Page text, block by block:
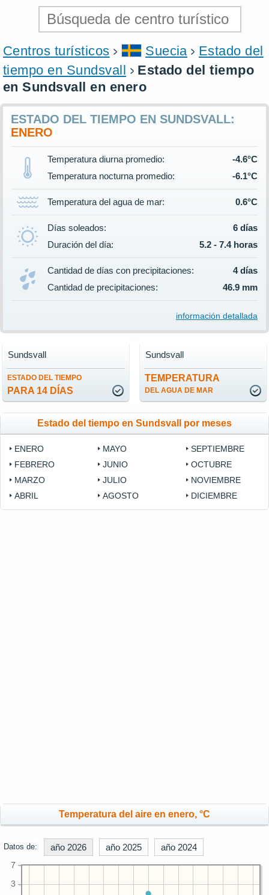
Centros turísticos Suecia
Estado del
tiempo en Sundsvall
Estado del tiempo
en Sundsvall en enero
ESTADO DEL TIEMPO EN SUNDSVALL:
ENERO
Temperatura diurna promedio:
-4.6°C
Temperatura nocturna promedio:
-6.1°C
Temperatura del agua de mar: 0.6°C
Días soleados:
6 días
Duración del día:
5.2 - 7.4 horas
Cantidad de días con precipitaciones:
4 días
Cantidad de precipitaciones:
46.9 mm
información detallada
ESTADO DEL TIEMPO
PARA 14 DÍAS
Sundsvall
TEMPERATURA
DEL AGUA DE MAR
Sundsvall
Estado del tiempo en Sundsvall por meses
ENERO
FEBRERO
MARZO
ABRIL
MAYO
JUNIO
JULIO
AGOSTO
SEPTIEMBRE
OCTUBRE
NOVIEMBRE
DICIEMBRE
Temperatura del aire en enero, °C
Datos de: año 2026 año 2025 año 2024
3
7